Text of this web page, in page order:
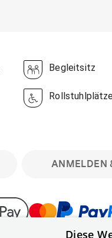
Begleitsitz
ANMELDEN
Diese